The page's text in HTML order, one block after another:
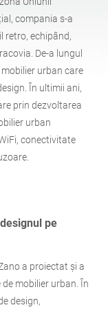
semnalizare
bokmål
compania s-a
retro, echipând,
De-a lungul
urban care
În ultimii ani,
prin dezvoltarea
urban
conectivitate
pe
a proiectat și a
mobilier urban. În
design,